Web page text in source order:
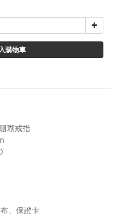
購物車
瑚戒指
、保證卡